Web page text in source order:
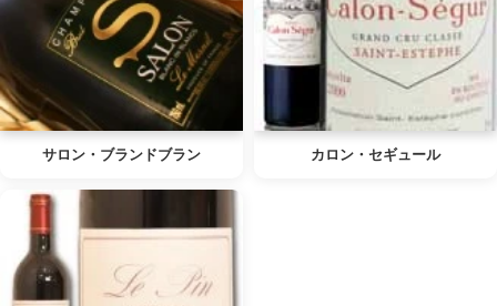
サロン・ブランドブラン カロン・セギュール